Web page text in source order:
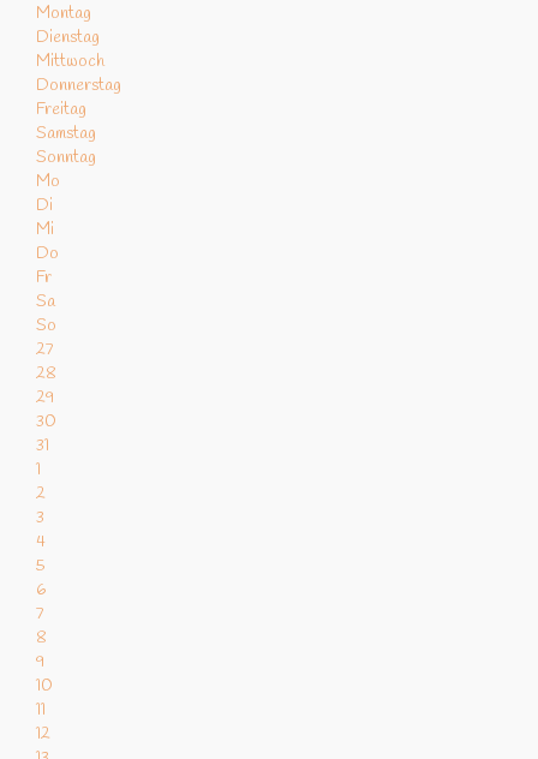
Montag
Dienstag
Mittwoch
Donnerstag
Freitag
Samstag
Sonntag
Mo
Di
Mi
Do
Fr
Sa
So
27
28
29
30
31
1
2
3
4
5
6
7
8
9
10
11
12